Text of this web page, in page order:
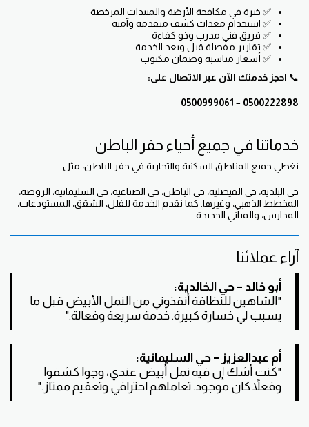
✅ خبرة في مكافحة الأرضة والمبيدات المرخصة
✅ استخدام معدات كشف متقدمة وآمنة
✅ فريق فني مدرب وذو كفاءة
✅ تقارير مفصلة قبل وبعد الخدمة
✅ أسعار مناسبة وضمان مكتوب
📞 احجز خدمتك الآن عبر الاتصال على:
0500222898
–
0500999061
خدماتنا في جميع أحياء حفر الباطن
نغطي جميع المناطق السكنية والتجارية في حفر الباطن، مثل:
حي البلدية، حي الفيصلية، حي الباطن، حي الصناعية، حي السليمانية، الروضة،
المخطط الذهبي، وغيرها. كما نقدم الخدمة للفلل، الشقق، المستودعات،
المدارس، والمباني الجديدة.
آراء عملائنا
أبو خالد – حي الخالدية:
"الشاهين للنظافة أنقذوني من النمل الأبيض قبل ما
يسبب لي خسارة كبيرة. خدمة سريعة وفعالة."
أم عبدالعزيز – حي السليمانية:
"كنت أشك إن فيه نمل أبيض عندي، وجوا كشفوا
وفعلاً كان موجود. تعاملهم احترافي وتعقيم ممتاز."